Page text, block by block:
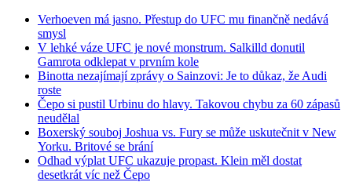
Verhoeven má jasno. Přestup do UFC mu finančně nedává
smysl
V lehké váze UFC je nové monstrum. Salkilld donutil
Gamrota odklepat v prvním kole
Binotta nezajímají zprávy o Sainzovi: Je to důkaz, že Audi
roste
Čepo si pustil Urbinu do hlavy. Takovou chybu za 60 zápasů
neudělal
Boxerský souboj Joshua vs. Fury se může uskutečnit v New
Yorku. Britové se brání
Odhad výplat UFC ukazuje propast. Klein měl dostat
desetkrát víc než Čepo